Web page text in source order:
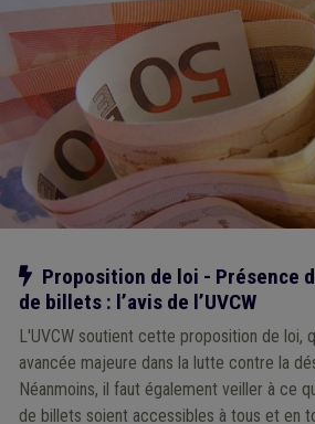
Notre action
Proposition de loi - Présence
de billets : l’avis de l’UVCW
L'UVCW soutient cette proposition de loi,
avancée majeure dans la lutte contre la
Néanmoins, il faut également veiller à ce
de billets soient accessibles à tous et en